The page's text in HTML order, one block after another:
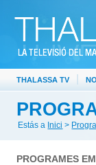
THALASSA TV
Estás a Inici >
PROGRAMES